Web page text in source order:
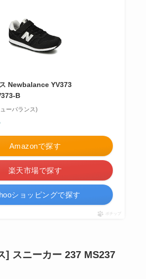
Newbalance YV373
B
ーバランス)
Amazonで探す
楽天市場で探す
ショッピングで探す
ポチップ
] スニーカー 237 MS237